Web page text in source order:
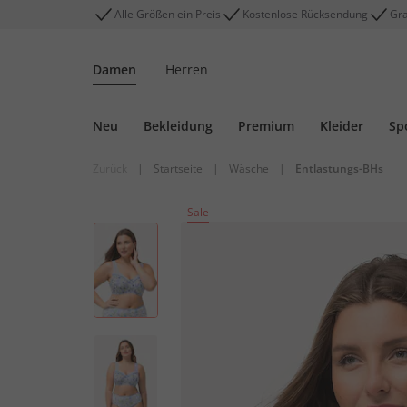
Alle Größen ein Preis Kostenlose Rücksendung
Damen Herren
Neu Bekleidung Premium Kleider
| Startseite | Wäsche | Entlastungs-BHs
Sale